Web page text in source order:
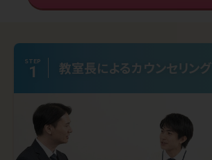
STEP
1 教室長によるカウンセリング